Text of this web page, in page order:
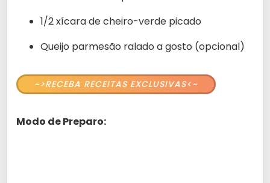
1/2 xícara de cheiro-verde picado
Queijo parmesão ralado a gosto (opcional)
~>RECEBA RECEITAS EXCLUSIVAS<~
Modo de Preparo: